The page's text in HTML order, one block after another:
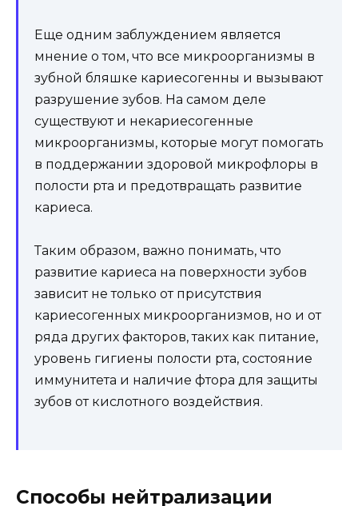
Еще одним заблуждением является
мнение о том, что все микроорганизмы в
зубной бляшке кариесогенны и вызывают
разрушение зубов. На самом деле
существуют и некариесогенные
микроорганизмы, которые могут помогать
в поддержании здоровой микрофлоры в
полости рта и предотвращать развитие
кариеса.
Таким образом, важно понимать, что
развитие кариеса на поверхности зубов
зависит не только от присутствия
кариесогенных микроорганизмов, но и от
ряда других факторов, таких как питание,
уровень гигиены полости рта, состояние
иммунитета и наличие фтора для защиты
зубов от кислотного воздействия.
Способы нейтрализации